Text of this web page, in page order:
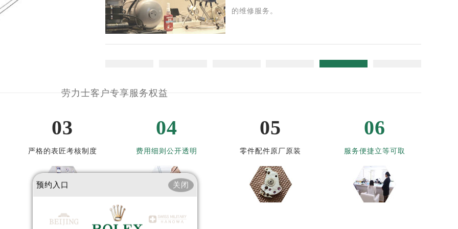
厦38层09室（需提前预约）
厦B座12楼03室（需提前预约）
座(旺进大厦)18层09室（需提前预约）
字楼B座13层07室（需提前预约）
国际中心E座6楼10室（需提前预约）
字楼A座10层1002室（需提前预约）
东1幢20楼2002室（需提前预约）
街70号华润万象城写字楼（鄂尔多斯大厦）23层2326室（需提前预约）
州中心写字楼21层2102室（需提前预约）
的维修服务。
劳力士客户专享服务权益
03
严格的表匠考核制度
04
费用细则公开透明
05
零件配件原厂原装
06
服务便捷立等可取
预约入口 关闭